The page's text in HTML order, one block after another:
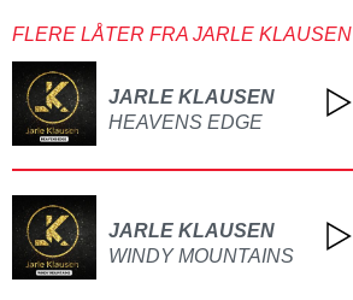
FLERE LÅTER FRA JARLE KLAUSEN
JARLE KLAUSEN
HEAVENS EDGE
JARLE KLAUSEN
WINDY MOUNTAINS